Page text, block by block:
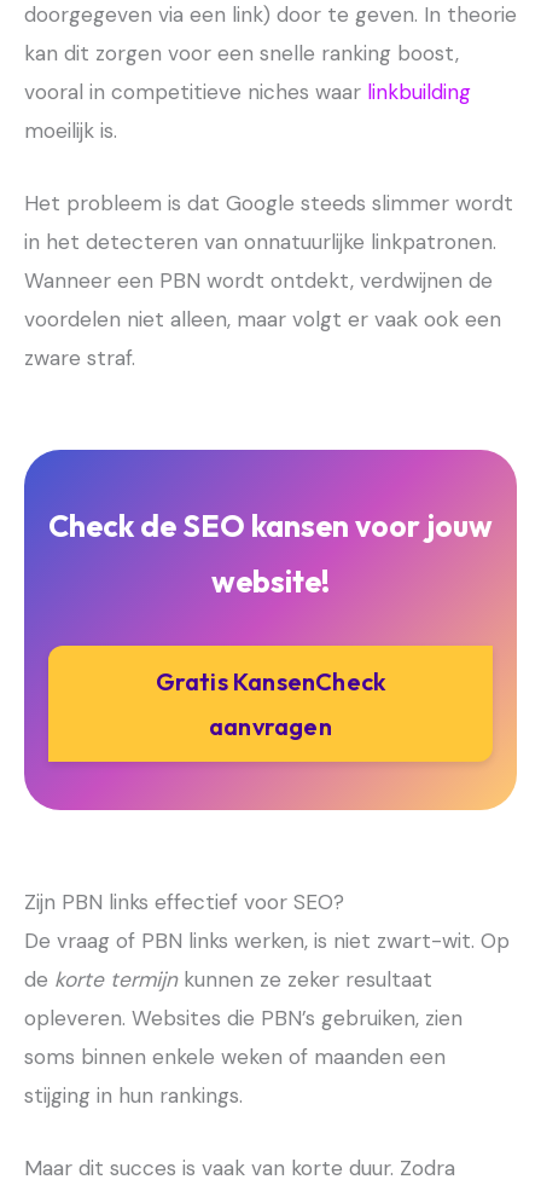
doorgegeven via een link) door te geven. In theorie
kan dit zorgen voor een snelle ranking boost,
vooral in competitieve niches waar linkbuilding
moeilijk is.
Het probleem is dat Google steeds slimmer wordt
in het detecteren van onnatuurlijke linkpatronen.
Wanneer een PBN wordt ontdekt, verdwijnen de
voordelen niet alleen, maar volgt er vaak ook een
zware straf.
Check de SEO kansen voor jouw
website!
Gratis KansenCheck
aanvragen
Zijn PBN links effectief voor SEO?
De vraag of PBN links werken, is niet zwart-wit. Op
de korte termijnkunnen ze zeker resultaat
opleveren. Websites die PBN’s gebruiken, zien
soms binnen enkele weken of maanden een
stijging in hun rankings.
Maar dit succes is vaak van korte duur. Zodra